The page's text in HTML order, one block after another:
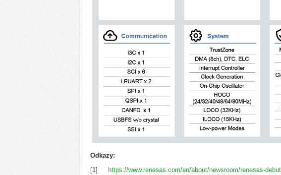
Odkazy:
[1]
https://www.renesas.com/en/about/newsroom/renesas-